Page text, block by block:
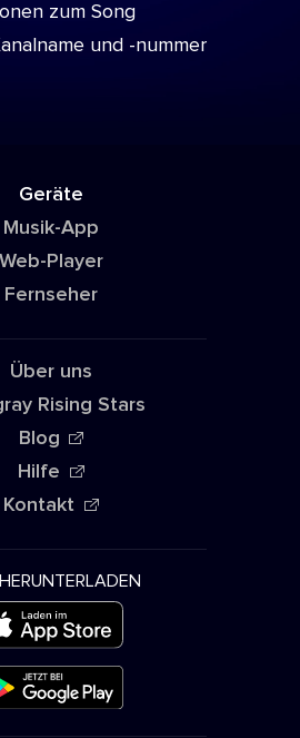
zum Song
und -nummer
Geräte
Musik-App
Web-Player
Fernseher
Über uns
Rising Stars
Blog
Hilfe
Kontakt